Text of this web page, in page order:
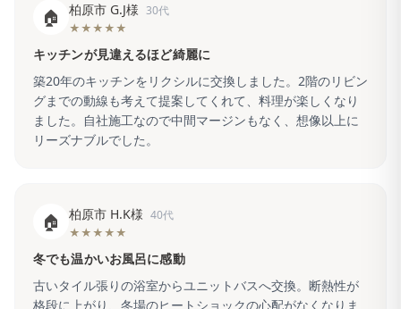
🏠 柏原市 G.J様 30代
★★★★★
キッチンが見違えるほど綺麗に
築20年のキッチンをリクシルに交換しました。2階のリビン
グまでの動線も考えて提案してくれて、料理が楽しくなり
ました。自社施工なので中間マージンもなく、想像以上に
リーズナブルでした。
🏠 柏原市 H.K様 40代
★★★★★
冬でも温かいお風呂に感動
古いタイル張りの浴室からユニットバスへ交換。断熱性が
格段に上がり、冬場のヒートショックの心配がなくなりま